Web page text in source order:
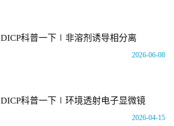
DICP科普一下∣非溶剂诱导相分离
2026-06-08
DICP科普一下∣环境透射电子显微镜
2026-04-15